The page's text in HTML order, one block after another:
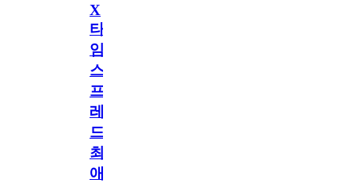
X
타
임
스
프
레
드]
최
애